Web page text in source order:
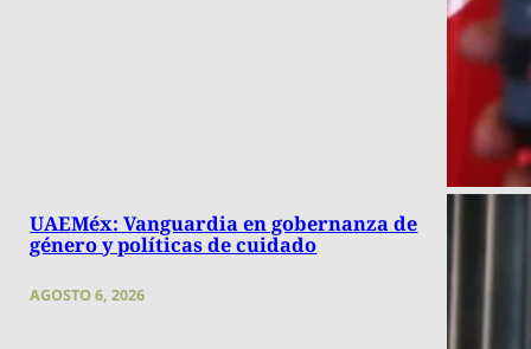
UAEMéx: Vanguardia en gobernanza de
género y políticas de cuidado
AGOSTO 6, 2026